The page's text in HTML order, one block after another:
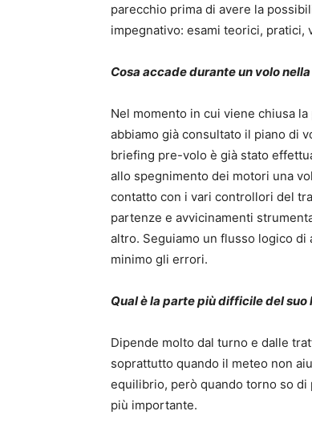
parecchio prima di avere la
impegnativo: esami teorici, pratici,
Cosa accade durante un volo
Nel momento in cui viene chiusa
abbiamo già consultato il piano di
briefing pre-volo è già stato
allo spegnimento dei motori una
contatto con i vari controllori del
partenze e avvicinamenti
altro. Seguiamo un flusso logico
minimo gli errori.
Qual è la parte più difficile del suo
Dipende molto dal turno e dalle
soprattutto quando il meteo non
equilibrio, però quando torno so di
più importante.